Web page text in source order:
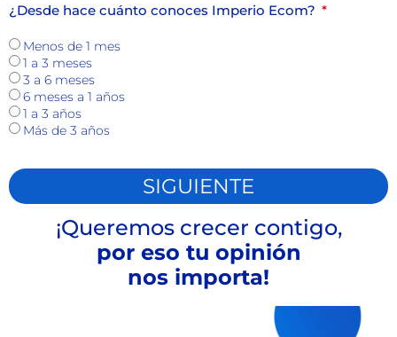
¿Desde hace cuánto conoces Imperio Ecom?
Menos de 1 mes
1 a 3 meses
3 a 6 meses
6 meses a 1 años
1 a 3 años
Más de 3 años
SIGUIENTE
¡Queremos crecer contigo,
por eso tu opinión
nos importa!